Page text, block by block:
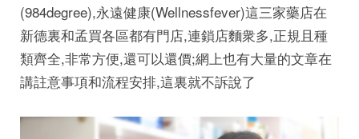
(984degree),永遠健康(Wellnessfever)這三家藥店在
新德裏和孟買各區都有門店,連鎖店麵衆多,正規且種
類齊全,非常方便,還可以還價;網上也有大量的文章在
講註意事項和流程安排,這裏就不訴說了